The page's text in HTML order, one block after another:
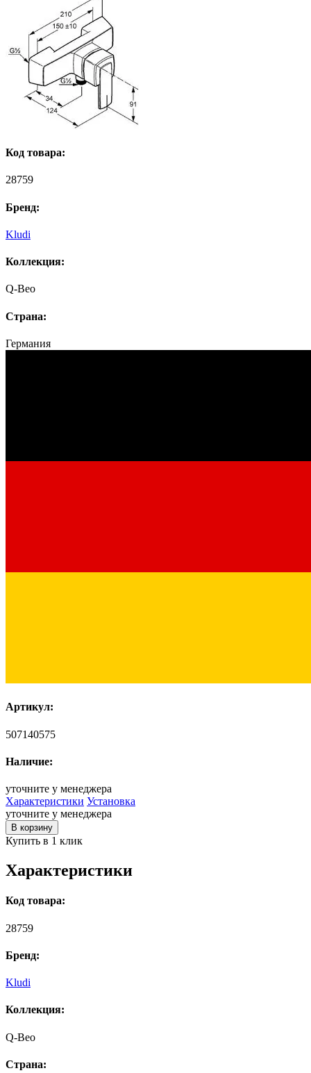
Код товара:
28759
Бренд:
Kludi
Коллекция:
Q-Beo
Страна:
Германия
Артикул:
507140575
Наличие:
уточните у менеджера
Характеристики Установка
уточните у менеджера
В корзину
Купить в 1 клик
Характеристики
Код товара:
28759
Бренд:
Kludi
Коллекция:
Q-Beo
Страна: